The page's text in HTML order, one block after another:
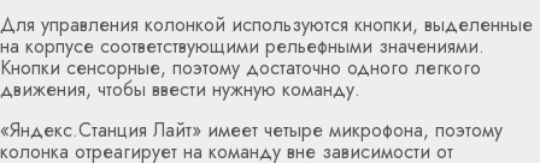
Для управления колонкой используются кнопки, выделенные
на корпусе соответствующими рельефными значениями.
Кнопки сенсорные, поэтому достаточно одного легкого
движения, чтобы ввести нужную команду.
«Яндекс.Станция Лайт» имеет четыре микрофона, поэтому
колонка отреагирует на команду вне зависимости от